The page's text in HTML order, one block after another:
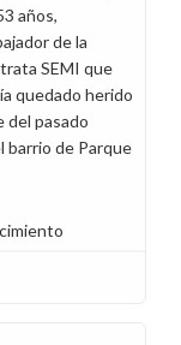
años,
de la
SEMI que
quedado herido
del pasado
barrio de Parque